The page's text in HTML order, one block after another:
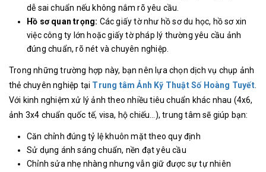
dễ sai chuẩn nếu không nắm rõ yêu cầu.
Hồ sơ quan trọng: Các giấy tờ như hồ sơ du học, hồ sơ xin
việc công ty lớn hoặc giấy tờ pháp lý thường yêu cầu ảnh
đúng chuẩn, rõ nét và chuyên nghiệp.
Trong những trường hợp này, bạn nên lựa chọn dịch vụ chụp ảnh
thẻ chuyên nghiệp tại Trung tâm Ảnh Kỹ Thuật Số Hoàng Tuyết.
Với kinh nghiệm xử lý ảnh theo nhiều tiêu chuẩn khác nhau (4x6,
ảnh 3x4 chuẩn quốc tế, visa, hộ chiếu…), trung tâm sẽ giúp bạn:
Căn chỉnh đúng tỷ lệ khuôn mặt theo quy định
Sử dụng ánh sáng chuẩn, nền đạt yêu cầu
Chỉnh sửa nhẹ nhàng nhưng vẫn giữ được sự tự nhiên